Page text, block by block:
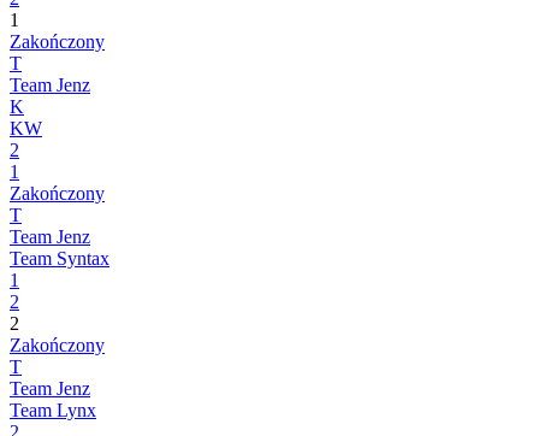
1
Zakończony
T
Team Jenz
K
KW
2
1
Zakończony
T
Team Jenz
Team Syntax
1
2
2
Zakończony
T
Team Jenz
Team Lynx